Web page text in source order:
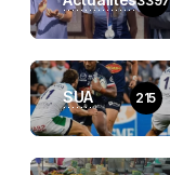
SUA 215